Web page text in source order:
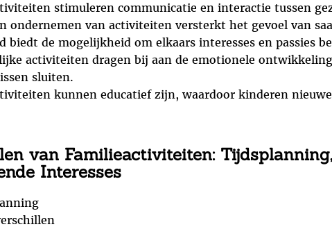
stimuleren communicatie en interactie tussen
ondernemen van activiteiten versterkt het gevoel van
biedt de mogelijkheid om elkaars interesses en passies
activiteiten dragen bij aan de emotionele
sluiten.
kunnen educatief zijn, waardoor kinderen
van Familieactiviteiten:
Interesses